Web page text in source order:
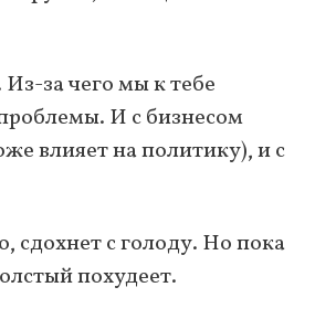
за чего мы к тебе
И с бизнесом
влияет на политику), и с
сдохнет с голоду. Но пока
похудеет.